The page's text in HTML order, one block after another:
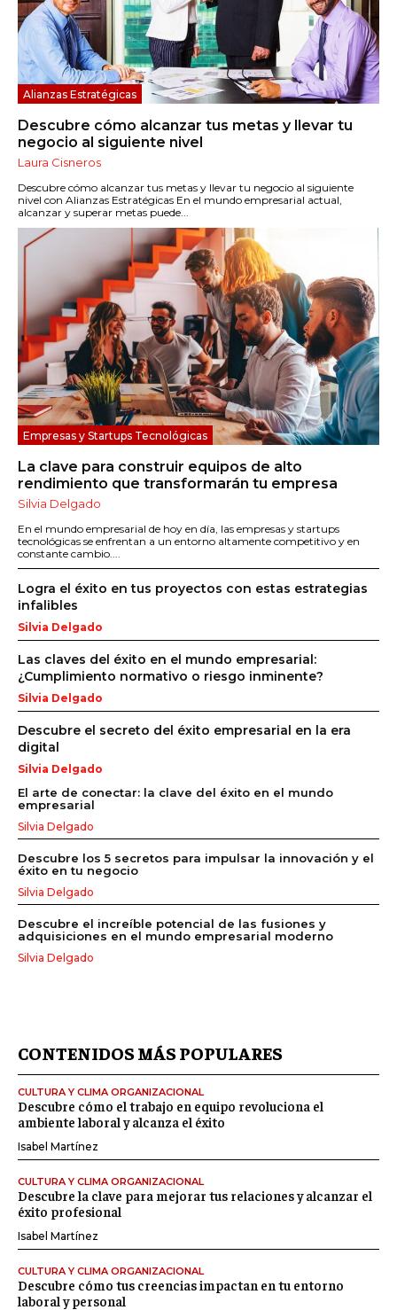
Alianzas Estratégicas
Descubre cómo alcanzar tus metas y llevar tu
negocio al siguiente nivel
Laura Cisneros
Descubre cómo alcanzar tus metas y llevar tu negocio al siguiente
nivel con Alianzas Estratégicas En el mundo empresarial actual,
alcanzar y superar metas puede...
Empresas y Startups Tecnológicas
La clave para construir equipos de alto
rendimiento que transformarán tu empresa
Silvia Delgado
En el mundo empresarial de hoy en día, las empresas y startups
tecnológicas se enfrentan a un entorno altamente competitivo y en
constante cambio....
Logra el éxito en tus proyectos con estas estrategias
infalibles
Silvia Delgado
Las claves del éxito en el mundo empresarial:
¿Cumplimiento normativo o riesgo inminente?
Silvia Delgado
Descubre el secreto del éxito empresarial en la era
digital
Silvia Delgado
El arte de conectar: la clave del éxito en el mundo
empresarial
Silvia Delgado
Descubre los 5 secretos para impulsar la innovación y el
éxito en tu negocio
Silvia Delgado
Descubre el increíble potencial de las fusiones y
adquisiciones en el mundo empresarial moderno
Silvia Delgado
CONTENIDOS MÁS POPULARES
CULTURA Y CLIMA ORGANIZACIONAL
Descubre cómo el trabajo en equipo revoluciona el
ambiente laboral y alcanza el éxito
Isabel Martínez
CULTURA Y CLIMA ORGANIZACIONAL
Descubre la clave para mejorar tus relaciones y alcanzar el
éxito profesional
Isabel Martínez
CULTURA Y CLIMA ORGANIZACIONAL
Descubre cómo tus creencias impactan en tu entorno
laboral y personal